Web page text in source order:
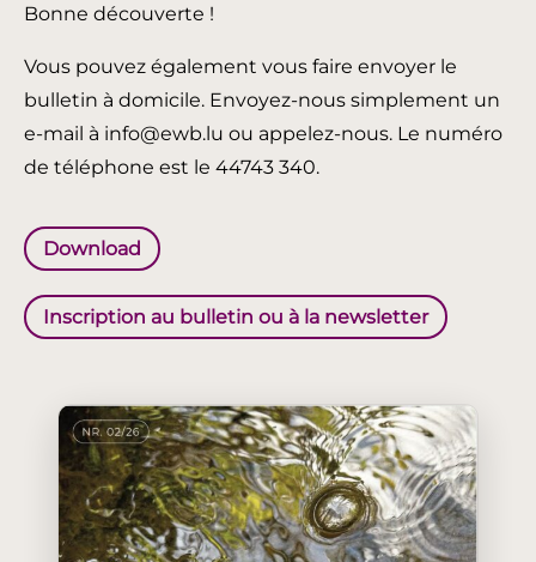
Bonne découverte !
Vous pouvez également vous faire envoyer le
bulletin à domicile. Envoyez-nous simplement un
e-mail à info@ewb.lu ou appelez-nous. Le numéro
de téléphone est le 44743 340.
Download
Inscription au bulletin ou à la newsletter